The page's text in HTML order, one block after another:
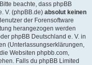
beachte, dass phpBB
V. (phpBB.de) absolut keinen
der Forensoftware
herangezogen werden
phpBB Deutschland e. V. in
(Unterlassungserklärungen,
Websiten phpbb.com,
Falls du phpBB Limited